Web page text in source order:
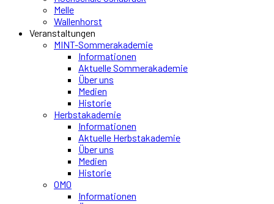
Melle
Wallenhorst
Veranstaltungen
MINT-Sommerakademie
Informationen
Aktuelle Sommerakademie
Über uns
Medien
Historie
Herbstakademie
Informationen
Aktuelle Herbstakademie
Über uns
Medien
Historie
OMO
Informationen